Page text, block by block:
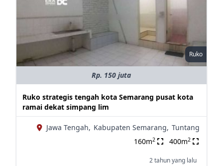
Ruko
Rp. 150 juta
Ruko strategis tengah kota Semarang pusat kota
ramai dekat simpang lim
Jawa Tengah, Kabupaten Semarang, Tuntang
160m2 400m2
2 tahun yang lalu